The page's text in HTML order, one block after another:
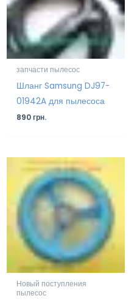
запчасти пылесос
Шланг Samsung DJ97-
01942A для пылесоса
890грн.
Новый поступления
пылесос